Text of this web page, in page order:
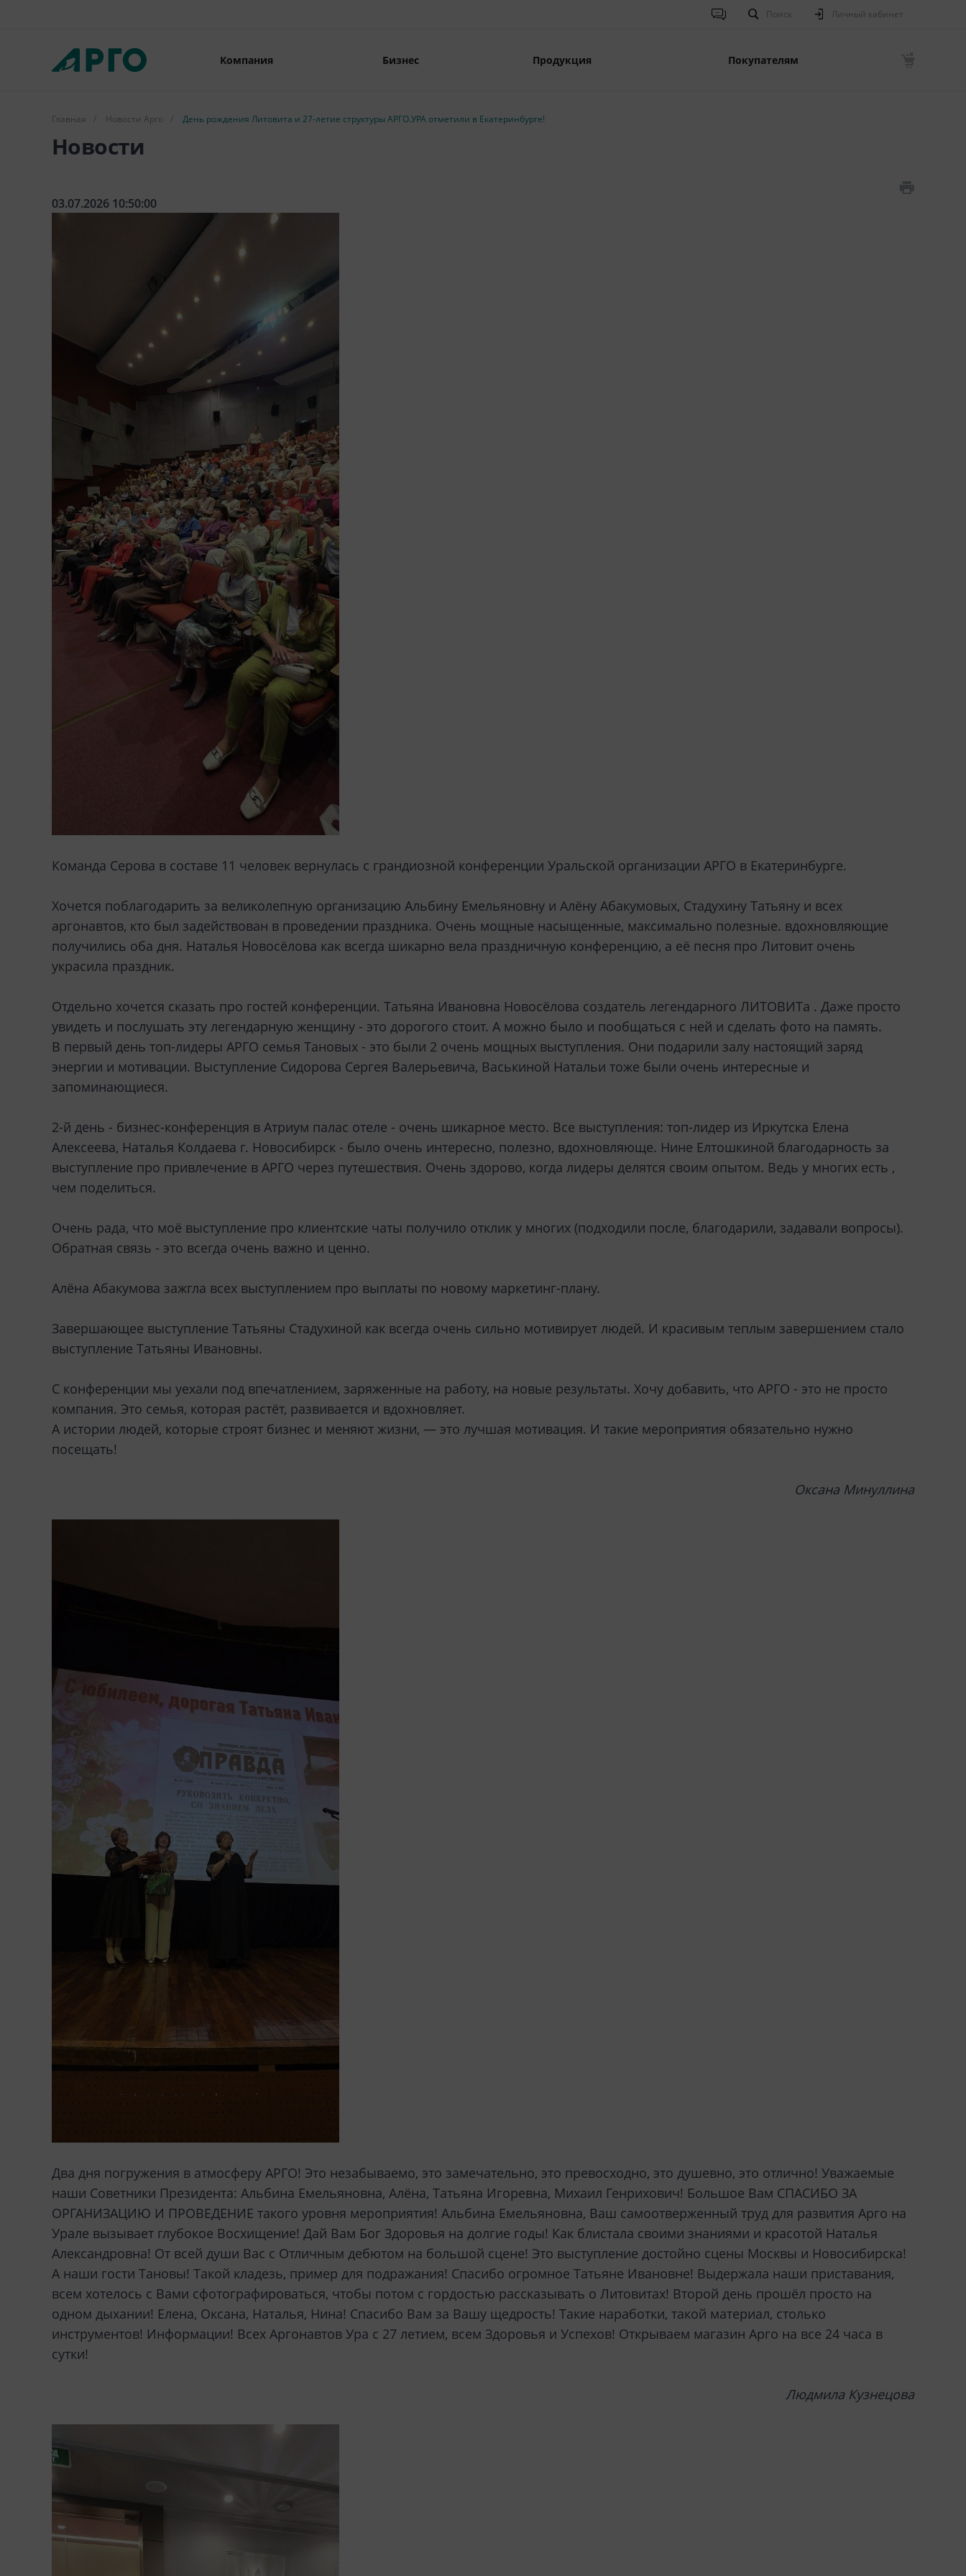
Поиск Личный кабинет
Компания Бизнес Продукция Покупателям
Главная / Новости Арго / День рождения Литовита и 27-летие структуры АРГО.УРА отметили в Екатеринбурге!
Новости
03.07.2026 10:50:00
Команда Серова в составе 11 человек вернулась с грандиозной конференции Уральской организации АРГО в Екатеринбурге.
Хочется поблагодарить за великолепную организацию Альбину Емельяновну и Алёну Абакумовых, Стадухину Татьяну и всех
аргонавтов, кто был задействован в проведении праздника. Очень мощные насыщенные, максимально полезные. вдохновляющие
получились оба дня. Наталья Новосёлова как всегда шикарно вела праздничную конференцию, а её песня про Литовит очень
украсила праздник.
Отдельно хочется сказать про гостей конференции. Татьяна Ивановна Новосёлова создатель легендарного ЛИТОВИТа . Даже просто
увидеть и послушать эту легендарную женщину - это дорогого стоит. А можно было и пообщаться с ней и сделать фото на память.
В первый день топ-лидеры АРГО семья Тановых - это были 2 очень мощных выступления. Они подарили залу настоящий заряд
энергии и мотивации. Выступление Сидорова Сергея Валерьевича, Васькиной Натальи тоже были очень интересные и
запоминающиеся.
2-й день - бизнес-конференция в Атриум палас отеле - очень шикарное место. Все выступления: топ-лидер из Иркутска Елена
Алексеева, Наталья Колдаева г. Новосибирск - было очень интересно, полезно, вдохновляюще. Нине Елтошкиной благодарность за
выступление про привлечение в АРГО через путешествия. Очень здорово, когда лидеры делятся своим опытом. Ведь у многих есть ,
чем поделиться.
Очень рада, что моё выступление про клиентские чаты получило отклик у многих (подходили после, благодарили, задавали вопросы).
Обратная связь - это всегда очень важно и ценно.
Алёна Абакумова зажгла всех выступлением про выплаты по новому маркетинг-плану.
Завершающее выступление Татьяны Стадухиной как всегда очень сильно мотивирует людей. И красивым теплым завершением стало
выступление Татьяны Ивановны.
С конференции мы уехали под впечатлением, заряженные на работу, на новые результаты. Хочу добавить, что АРГО - это не просто
компания. Это семья, которая растёт, развивается и вдохновляет.
А истории людей, которые строят бизнес и меняют жизни, — это лучшая мотивация. И такие мероприятия обязательно нужно
посещать!
Оксана Минуллина
Два дня погружения в атмосферу АРГО! Это незабываемо, это замечательно, это превосходно, это душевно, это отлично! Уважаемые
наши Советники Президента: Альбина Емельяновна, Алёна, Татьяна Игоревна, Михаил Генрихович! Большое Вам СПАСИБО ЗА
ОРГАНИЗАЦИЮ И ПРОВЕДЕНИЕ такого уровня мероприятия! Альбина Емельяновна, Ваш самоотверженный труд для развития Арго на
Урале вызывает глубокое Восхищение! Дай Вам Бог Здоровья на долгие годы! Как блистала своими знаниями и красотой Наталья
Александровна! От всей души Вас с Отличным дебютом на большой сцене! Это выступление достойно сцены Москвы и Новосибирска!
А наши гости Тановы! Такой кладезь, пример для подражания! Спасибо огромное Татьяне Ивановне! Выдержала наши приставания,
всем хотелось с Вами сфотографироваться, чтобы потом с гордостью рассказывать о Литовитах! Второй день прошёл просто на
одном дыхании! Елена, Оксана, Наталья, Нина! Спасибо Вам за Вашу щедрость! Такие наработки, такой материал, столько
инструментов! Информации! Всех Аргонавтов Ура с 27 летием, всем Здоровья и Успехов! Открываем магазин Арго на все 24 часа в
сутки!
Людмила Кузнецова